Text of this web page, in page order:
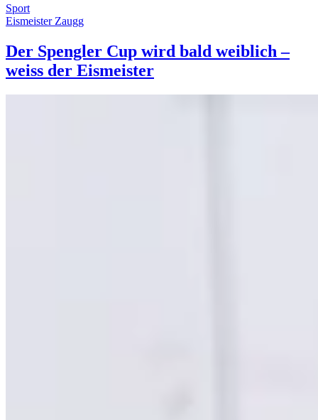
Sport
Eismeister Zaugg
Der Spengler Cup wird bald weiblich –
weiss der Eismeister